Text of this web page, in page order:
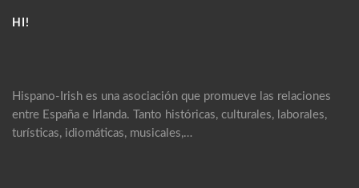
HI!
Hispano-Irish es una asociación que promueve las relaciones
entre España e Irlanda. Tanto históricas, culturales, laborales,
turísticas, idiomáticas, musicales,…